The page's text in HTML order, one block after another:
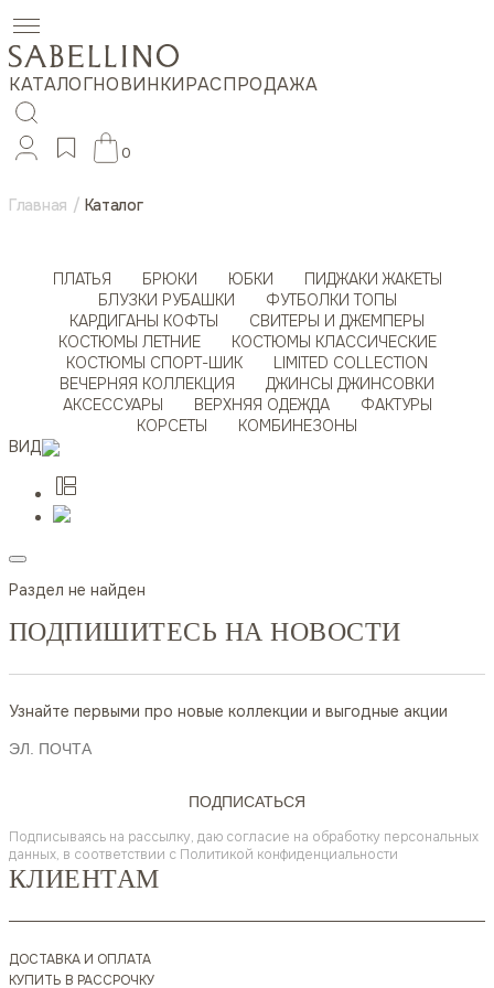
КАТАЛОГНОВИНКИРАСПРОДАЖА
0
Главная / Каталог
ПЛАТЬЯ БРЮКИ ЮБКИ
ПИДЖАКИ ЖАКЕТЫ
БЛУЗКИ РУБАШКИ
ФУТБОЛКИ ТОПЫ
КАРДИГАНЫ КОФТЫ
СВИТЕРЫ И ДЖЕМПЕРЫ
КОСТЮМЫ ЛЕТНИЕ
КОСТЮМЫ КЛАССИЧЕСКИЕ
КОСТЮМЫ СПОРТ-ШИК
LIMITED COLLECTION
ВЕЧЕРНЯЯ КОЛЛЕКЦИЯ
ДЖИНСЫ ДЖИНСОВКИ
АКСЕССУАРЫ
ВЕРХНЯЯ ОДЕЖДА
ФАКТУРЫ
КОРСЕТЫ
КОМБИНЕЗОНЫ
ВИД
Раздел не найден
ПОДПИШИТЕСЬ НА НОВОСТИ
Узнайте первыми про новые коллекции и выгодные акции
ПОДПИСАТЬСЯ
Подписываясь на рассылку, даю согласие на обработку персональных
данных, в соответствии с Политикой конфиденциальности
КЛИЕНТАМ
ДОСТАВКА И ОПЛАТА
КУПИТЬ В РАССРОЧКУ